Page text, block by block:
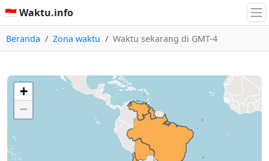
🇮🇩 Waktu.info
Beranda Zona waktu Waktu sekarang di GMT-4
+
−